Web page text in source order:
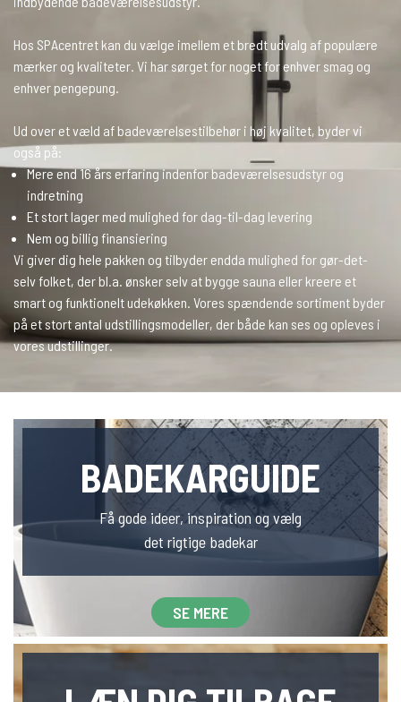
Hos SPAcentret kan du vælge imellem et bredt udvalg af populære
mærker og kvaliteter. Vi har sørget for noget for enhver smag og
enhver pengepung.
Ud over et væld af badeværelsestilbehør i høj kvalitet, byder vi
også på:
Mere end 16 års erfaring indenfor badeværelsesudstyr og
indretning
Et stort lager med mulighed for dag-til-dag levering
Nem og billig finansiering
Vi giver dig hele pakken og tilbyder endda mulighed for gør-det-
selv folket, der bl.a. ønsker selv at bygge sauna eller kreere et
smart og funktionelt udekøkken. Vores spændende sortiment byder
på et stort antal udstillingsmodeller, der både kan ses og opleves i
vores udstillinger.
Links
BADEKARGUIDE
Få gode ideer, inspiration og vælg
det rigtige badekar
SE MERE